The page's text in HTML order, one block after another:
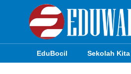
EduBocil Sekolah Kita